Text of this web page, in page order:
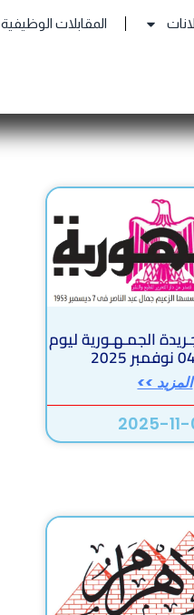
المقابلات الوظيفية
الجمـهـورية ليوم
المزيد >>
2025-